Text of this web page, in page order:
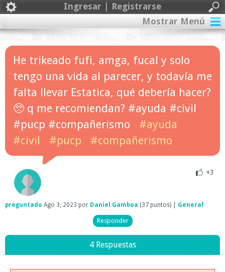
Ingresar | Registrarse
Mostrar Menú
He trikeado fufi, amga, fucal y solo
tengo una vida al parecer, y todavía me
falta llevar Estatica, qué debería hacer?
🥺 q me recomiendan? #ayuda #civil
#pucp #compañerismo
#ayuda
#civil
#pucp #compañerismo
+3
preguntado Ago 3, 2023 por Daniel Gamboa (37 puntos) General
4 Respuestas